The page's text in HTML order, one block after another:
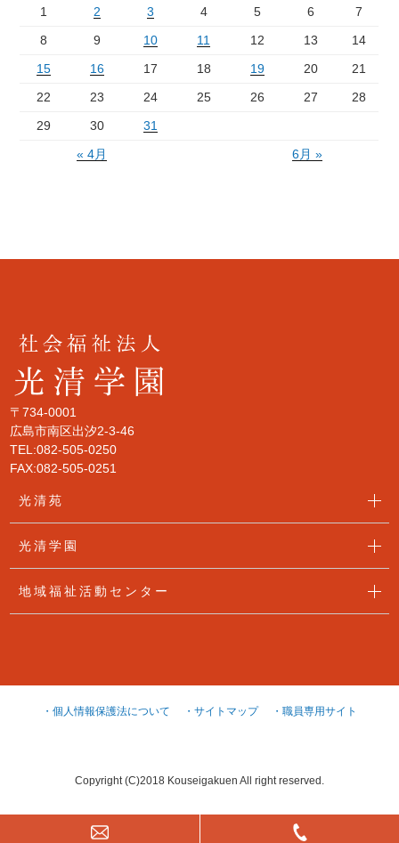
1 2 3 4 5 6
7
8
9 10 11 12 13
14
15
16 17 18 19 20
21
22
23 24 25 26 27
28
29
30
31
« 4月
6月 »
〒734-0001
広島市南区出汐2-3-46
TEL:082-505-0250
FAX:082-505-0251
光清苑
光清学園
地域福祉活動センター
・個人情報保護法について ・サイトマップ ・職員専用サイト
Copyright (C)2018 Kouseigakuen All right reserved.